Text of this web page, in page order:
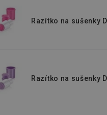
Razítko na sušenky
Razítko na sušenky